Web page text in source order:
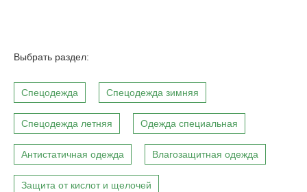
Выбрать раздел:
Спецодежда Спецодежда зимняя
Спецодежда летняя Одежда специальная
Антистатичная одежда Влагозащитная одежда
Защита от кислот и щелочей